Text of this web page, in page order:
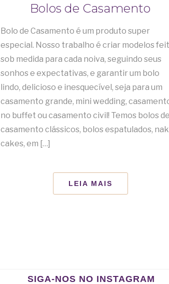
Bolos de Casamento
Bolo de Casamento é um produto super
especial. Nosso trabalho é criar modelos
sob medida para cada noiva, seguindo seus
sonhos e expectativas, e garantir um bolo
lindo, delicioso e inesquecível, seja para um
casamento grande, mini wedding,
no buffet ou casamento civil! Temos bolos de
casamento clássicos, bolos espatulados,
cakes, em […]
LEIA MAIS
SIGA-NOS NO INSTAGRAM